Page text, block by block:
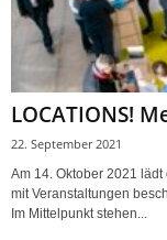
LOCATIONS!
22. September 2021
Am 14. Oktober 2021
mit Veranstaltungen
Im Mittelpunkt stehen...